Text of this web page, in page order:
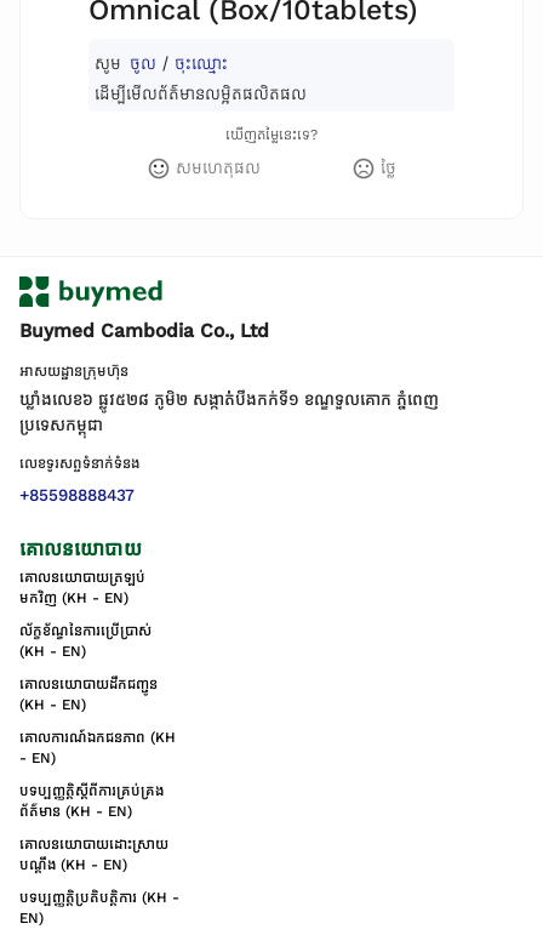
Omnical (Box/10tablets)
សូម ចូល / ចុះឈ្មោះ
ដើម្បីមើលព័ត៌មានលម្អិតផលិតផល
ឃើញតម្លៃនេះទេ?
សមហេតុផល ថ្លៃ
Buymed Cambodia Co., Ltd
អាសយដ្ឋានក្រុមហ៊ុន
ឃ្លាំងលេខ៦ ផ្លូវ៥២៨ ភូមិ២ សង្កាត់់បឹងកក់ទី១ ខណ្ឌទួលគោក ភ្នំពេញ
ប្រទេសកម្ពុជា
លេខទូរសព្ទទំនាក់ទំនង
+85598888437
គោលនយោបាយ
គោលនយោបាយត្រឡប់
មកវិញ (KH - EN)
ល័ក្ខខ័ណ្ឌនៃការប្រើប្រាស់
(KH - EN)
គោលនយោបាយដឹកជញ្ជូន
(KH - EN)
គោលការណ៍ឯកជនភាព (KH
- EN)
បទប្បញ្ញត្តិស្តីពីការគ្រប់គ្រង
ព័ត៌មាន (KH - EN)
គោលនយោបាយដោះស្រាយ
បណ្ដឹង (KH - EN)
បទប្បញ្ញត្តិប្រតិបត្តិការ (KH -
EN)